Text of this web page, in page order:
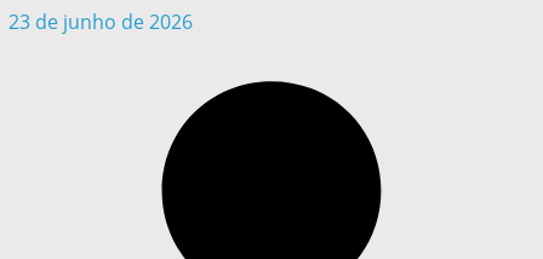
23 de junho de 2026